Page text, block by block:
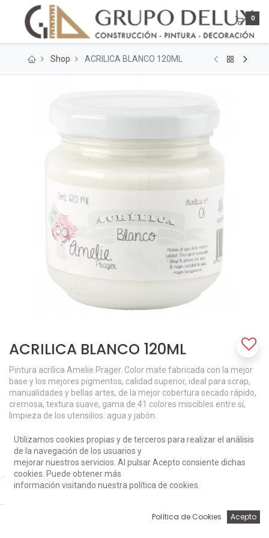
Price:
Add to Cart
0
Shop ACRILICA BLANCO 120ML
ACRILICA BLANCO 120ML
Pintura acrílica Amelie Prager. Color mate fabricada con la mejor
base y los mejores pigmentos, calidad superior, ideal para scrap,
manualidades y bellas artes, de la mejor cobertura secado rápido,
cremosa, textura suave, gama de 41 colores miscibles entre sí,
limpieza de los utensilios: agua y jabón.
3,71€
Utilizamos cookies propias y de terceros para realizar el análisis
de la navegación de los usuarios y
mejorar nuestros servicios. Al pulsar Acepto consiente dichas
cookies. Puede obtener más
información visitando nuestra política de cookies.
Política de Cookies Acepto